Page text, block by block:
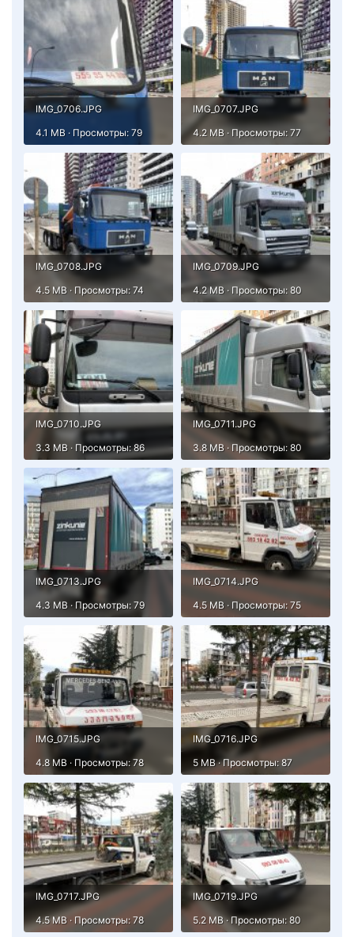
IMG_0706.JPG
4.1 MB · Просмотры: 79
IMG_0707.JPG
4.2 MB · Просмотры: 77
IMG_0708.JPG
4.5 MB · Просмотры: 74
IMG_0709.JPG
4.2 MB · Просмотры: 80
IMG_0710.JPG
3.3 MB · Просмотры: 86
IMG_0711.JPG
3.8 MB · Просмотры: 80
IMG_0713.JPG
4.3 MB · Просмотры: 79
IMG_0714.JPG
4.5 MB · Просмотры: 75
IMG_0715.JPG
4.8 MB · Просмотры: 78
IMG_0716.JPG
5 MB · Просмотры: 87
IMG_0717.JPG
4.5 MB · Просмотры: 78
IMG_0719.JPG
5.2 MB · Просмотры: 80